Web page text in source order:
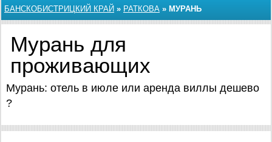
БАНСКОБИСТРИЦКИЙ КРАЙ » РАТКОВА » МУРАНЬ
Мурань для
проживающих
Мурань: отель в июле или аренда виллы дешево
?